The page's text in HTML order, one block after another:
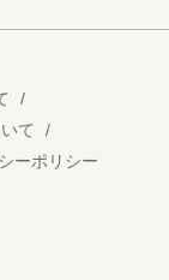
/
て
/
ーポリシー